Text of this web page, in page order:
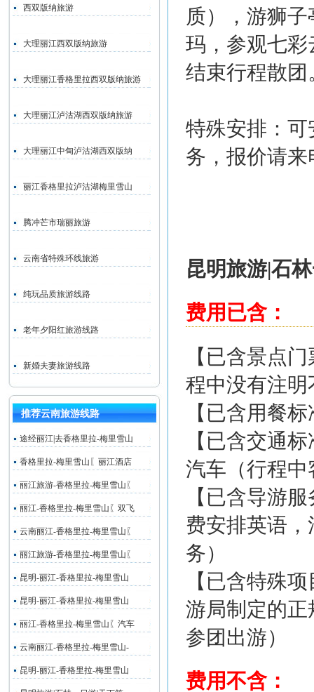
西双版纳旅游
大理丽江西双版纳旅游
大理丽江香格里拉西双版纳旅游
大理丽江泸沽湖西双版纳旅游
大理丽江中甸泸沽湖西双版纳
丽江香格里拉泸沽湖梅里雪山
腾冲芒市瑞丽旅游
云南省特殊环线旅游
纯玩品质旅游线路
老年夕阳红旅游线路
新婚夫妻旅游线路
推荐云南旅游线路
途经丽江|去香格里拉-梅里雪山
香格里拉-梅里雪山〖丽江酒店
丽江旅游-香格里拉-梅里雪山〖
丽江-香格里拉-梅里雪山〖双飞
云南丽江-香格里拉-梅里雪山〖
丽江旅游-香格里拉-梅里雪山〖
昆明-丽江-香格里拉-梅里雪山
昆明-丽江-香格里拉-梅里雪山
丽江-香格里拉-梅里雪山〖汽车
云南丽江-香格里拉-梅里雪山-
昆明-丽江-香格里拉-梅里雪山
质）
，游狮
玛，参观七彩
结束行程散团
特殊安排：
务，报价请
昆明旅游|石
费用已含：
【已含景点
程中没有注
【已含用餐
【已含交通
汽车（行程
【已含导游
费安排英语
务）
【已含特殊
游局制定的
参团出游）
费用不含：